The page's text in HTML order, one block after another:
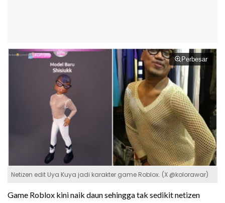
Perbesar
Netizen edit Uya Kuya jadi karakter game Roblox. (X @kolorawar)
Game Roblox kini naik daun sehingga tak sedikit netizen